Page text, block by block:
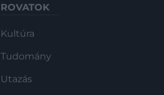
ROVATOK
Kultúra
Tudomány
Utazás